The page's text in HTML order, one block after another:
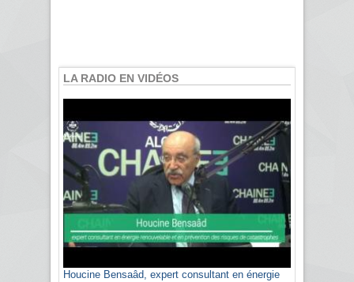
LA RADIO EN VIDÉOS
Houcine Bensaâd, expert consultant en énergie